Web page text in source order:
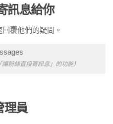
訊息給你
覆他們的疑問。
粉絲直接寄訊息」的功能）
理員